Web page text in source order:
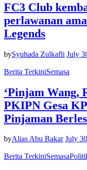
FC3 Club
perlawanan
Legends
bySyuhada Zulkafli July
Berita TerkiniSemasa
‘Pinjam Wang,
PKIPN Gesa
Pinjaman
byAlias Abu Bakar July
Berita TerkiniSemasa